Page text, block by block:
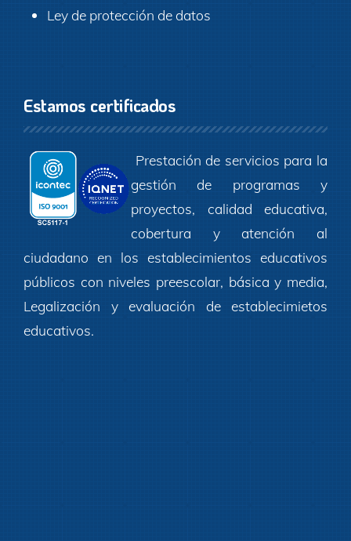
Ley de protección de datos
Estamos certificados
Prestación de servicios para la
gestión de programas y
proyectos, calidad educativa,
cobertura y atención al
ciudadano en los establecimientos educativos
públicos con niveles preescolar, básica y media,
Legalización y evaluación de establecimietos
educativos.